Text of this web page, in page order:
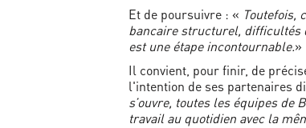
Et de poursuivre : « Toutefois,
bancaire structurel, difficultés
est une étape incontournable.»
Il convient, pour finir, de
l'intention de ses partenaires
s’ouvre, toutes les équipes
travail au quotidien avec la